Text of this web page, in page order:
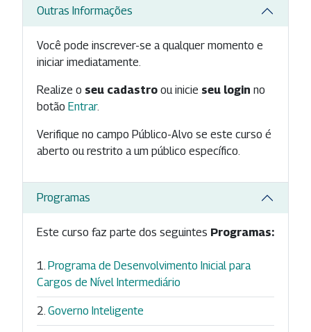
Outras Informações
Você pode inscrever-se a qualquer momento e
iniciar imediatamente.
Realize o seu cadastro ou inicie seu login no
botão Entrar.
Verifique no campo Público-Alvo se este curso é
aberto ou restrito a um público específico.
Programas
Este curso faz parte dos seguintes Programas:
Programa de Desenvolvimento Inicial para
Cargos de Nível Intermediário
Governo Inteligente